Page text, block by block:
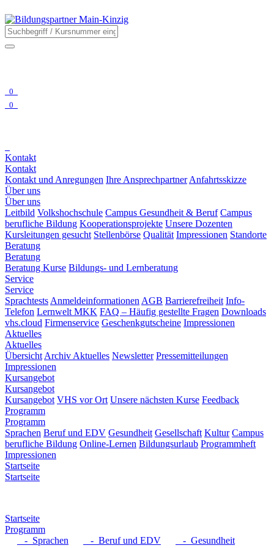
0
0
Kontakt
Kontakt
Kontakt und Anregungen Ihre Ansprechpartner Anfahrtsskizze
Über uns
Über uns
Leitbild Volkshochschule Campus Gesundheit & Beruf Campus
berufliche Bildung Kooperationsprojekte Unsere Dozenten
Kursleitungen gesucht Stellenbörse Qualität Impressionen Standorte
Beratung
Beratung
Beratung Kurse Bildungs- und Lernberatung
Service
Service
Sprachtests Anmeldeinformationen AGB Barrierefreiheit Info-
Telefon Lernwelt MKK FAQ – Häufig gestellte Fragen Downloads
vhs.cloud Firmenservice Geschenkgutscheine Impressionen
Aktuelles
Aktuelles
Übersicht Archiv Aktuelles Newsletter Pressemitteilungen
Impressionen
Kursangebot
Kursangebot
Kursangebot VHS vor Ort Unsere nächsten Kurse Feedback
Programm
Programm
Sprachen Beruf und EDV Gesundheit Gesellschaft Kultur Campus
berufliche Bildung Online-Lernen Bildungsurlaub Programmheft
Impressionen
Startseite
Startseite
Startseite
Programm
- Sprachen
- Beruf und EDV
- Gesundheit